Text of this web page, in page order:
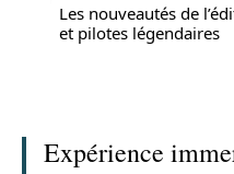
Les nouveautés de
et pilotes légendaires
Expérience